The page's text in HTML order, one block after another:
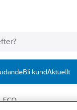
Bli kundAktuellt
ECO